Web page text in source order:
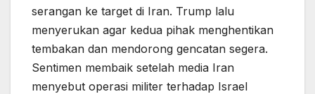
serangan ke target di Iran. Trump lalu
menyerukan agar kedua pihak menghentikan
tembakan dan mendorong gencatan segera.
Sentimen membaik setelah media Iran
menyebut operasi militer terhadap Israel